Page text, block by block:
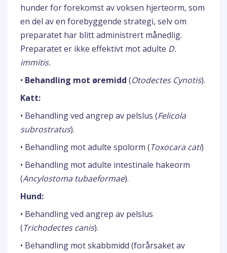
hunder for forekomst av voksen hjerteorm, som
en del av en forebyggende strategi, selv om
preparatet har blitt administrert månedlig.
Preparatet er ikke effektivt mot adulte D.
immitis.
• Behandling mot øremidd (Otodectes Cynotis).
Katt:
• Behandling ved angrep av pelslus (Felicola
subrostratus).
• Behandling mot adulte spolorm (Toxocara cati)
• Behandling mot adulte intestinale hakeorm
(Ancylostoma tubaeformae).
Hund:
• Behandling ved angrep av pelslus
(Trichodectes canis).
• Behandling mot skabbmidd (forårsaket av